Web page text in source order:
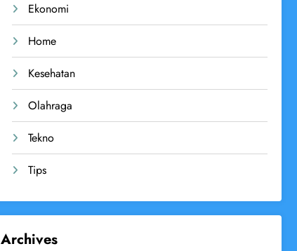
Ekonomi
Home
Kesehatan
Olahraga
Tekno
Tips
Archives